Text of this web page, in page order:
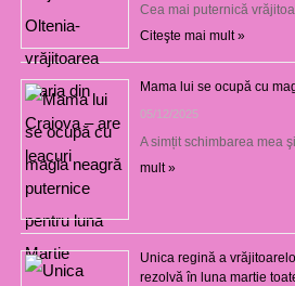
Cea mai puternică
Citeşte mai mult »
Mama lui se ocupă cu
05/12/2025
A simțit schimbarea mea
mult »
Unica regină a
rezolvă în luna martie